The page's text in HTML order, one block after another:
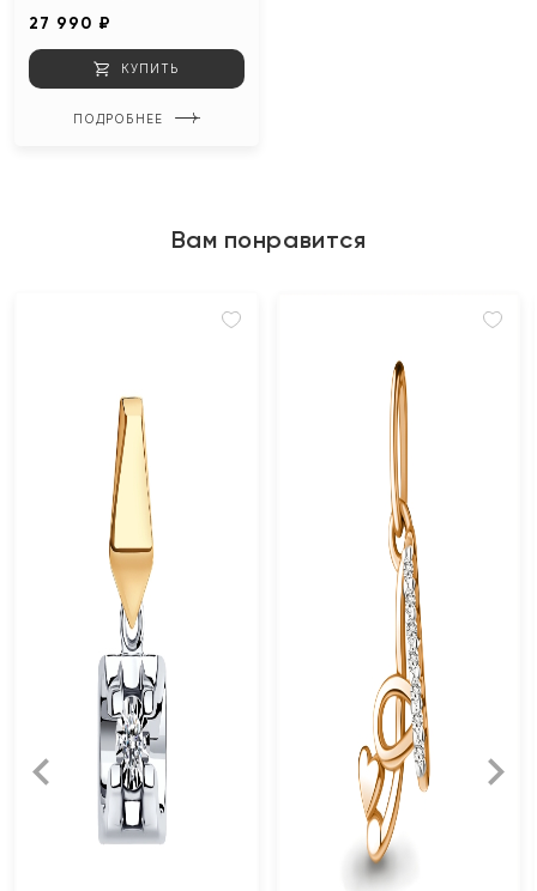
27 990 ₽
КУПИТЬ
ПОДРОБНЕЕ
Вам понравится